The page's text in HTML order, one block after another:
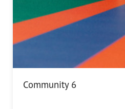
Community 6